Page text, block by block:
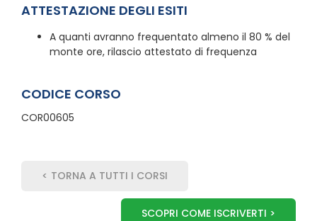
ATTESTAZIONE DEGLI ESITI
A quanti avranno frequentato almeno il 80 % del
monte ore, rilascio attestato di frequenza
CODICE CORSO
COR00605
< TORNA A TUTTI I CORSI
SCOPRI COME ISCRIVERTI >